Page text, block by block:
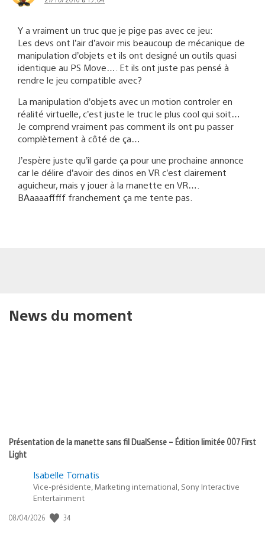
Y a vraiment un truc que je pige pas avec ce jeu:
Les devs ont l’air d’avoir mis beaucoup de mécanique de
manipulation d’objets et ils ont designé un outils quasi
identique au PS Move…. Et ils ont juste pas pensé à
rendre le jeu compatible avec?
La manipulation d’objets avec un motion controler en
réalité virtuelle, c’est juste le truc le plus cool qui soit…
Je comprend vraiment pas comment ils ont pu passer
complètement à côté de ça…
J’espère juste qu’il garde ça pour une prochaine annonce
car le délire d’avoir des dinos en VR c’est clairement
aguicheur, mais y jouer à la manette en VR….
BAaaaafffff franchement ça me tente pas.
News du moment
Présentation de la manette sans fil DualSense – Édition limitée 007 First
Light
Isabelle Tomatis
Vice-présidente, Marketing international, Sony Interactive
Entertainment
Date
08/04/2026 34